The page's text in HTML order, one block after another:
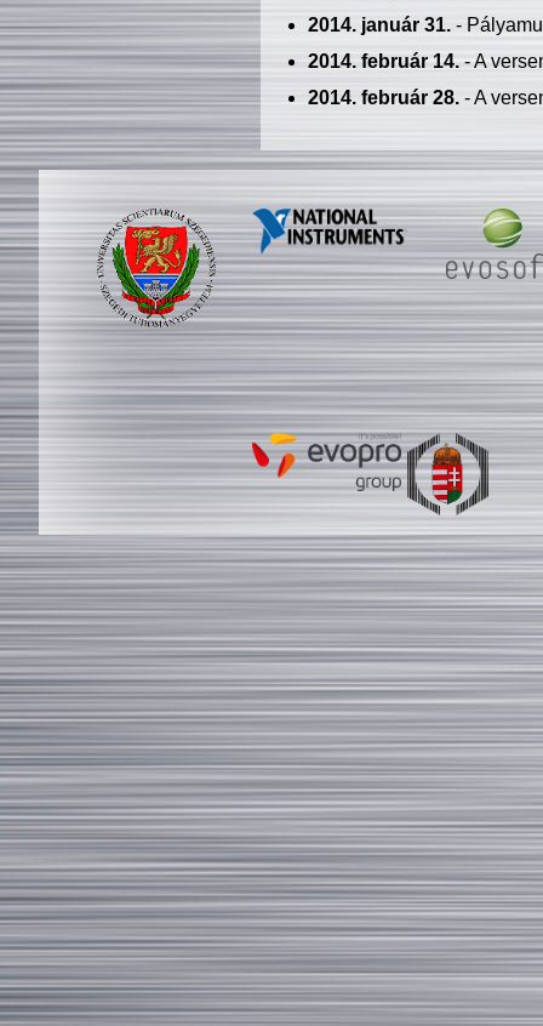
2014. január 31.-
2014. február 14.- A
2014. február 28.- A